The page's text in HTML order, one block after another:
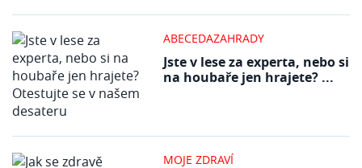
ABECEDAZAHRADY
Jste v lese za experta, nebo si
na houbaře jen hrajete? ...
MOJE ZDRAVÍ